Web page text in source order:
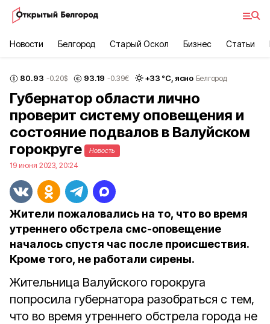
Новости Белгород Старый Оскол Бизнес Статьи
80.93 -0.20$ 93.19 -0.39€ +33 °С, ясно Белгород
Губернатор области лично
проверит систему оповещения и
состояние подвалов в Валуйском
горокруге
Новость
19 июня 2023, 20:24
Жители пожаловались на то, что во время
утреннего обстрела смс-оповещение
началось спустя час после происшествия.
Кроме того, не работали сирены.
Жительница Валуйского горокруга
попросила губернатора разобраться с тем,
что во время утреннего обстрела города не